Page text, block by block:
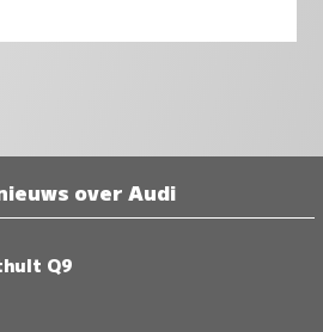
over Audi
Q9